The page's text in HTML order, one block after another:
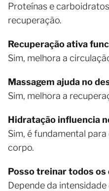
Proteínas e
recuperação.
Recuperação ativa
Sim, melhora a
Massagem ajuda no
Sim, melhora a
Hidratação influencia
Sim, é fundamental
corpo.
Posso treinar todos os
Depende da